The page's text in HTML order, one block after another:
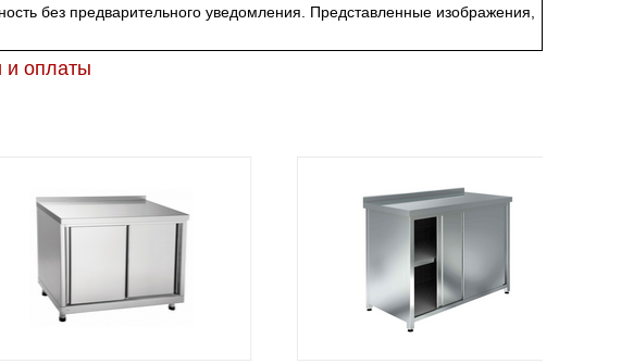
без предварительного уведомления. Представленные изображения,
и оплаты